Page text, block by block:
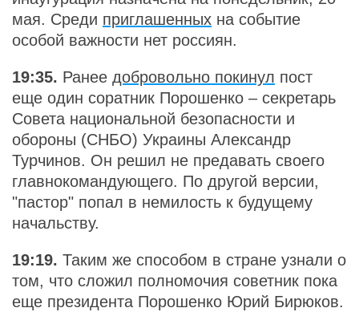
мая. Среди приглашенных на событие
особой важности нет россиян.
19:35. Ранее добровольно покинул пост
еще один соратник Порошенко – секретарь
Совета национальной безопасности и
обороны (СНБО) Украины Александр
Турчинов. Он решил не предавать своего
главнокомандующего. По другой версии,
"пастор" попал в немилость к будущему
начальству.
19:19. Таким же способом в стране узнали о
том, что сложил полномочия советник пока
еще президента Порошенко Юрий Бирюков.